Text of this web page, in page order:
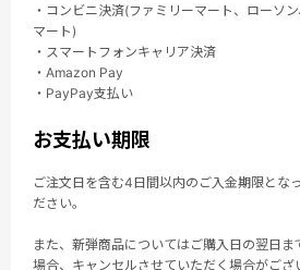
・コンビニ決済(ファミリーマート、ローソ
マート)
・スマートフォンキャリア決済
・Amazon Pay
・PayPay支払い
お支払い期限
ご注文日を含む4日間以内のご入金期限とな
ださい。
また、新弾商品についてはご購入日の翌日
場合、キャンセルさせていただく場合がござ